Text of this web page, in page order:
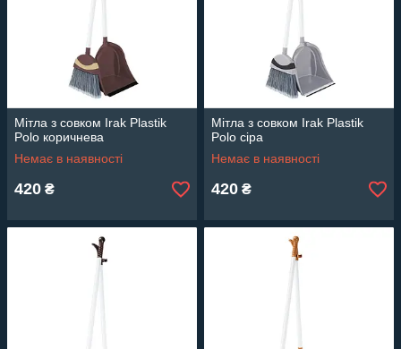
Мітла з совком Irak Plastik
Polo коричнева
Немає в наявності
420 ₴
Мітла з совком Irak Plastik
Polo сіра
Немає в наявності
420 ₴